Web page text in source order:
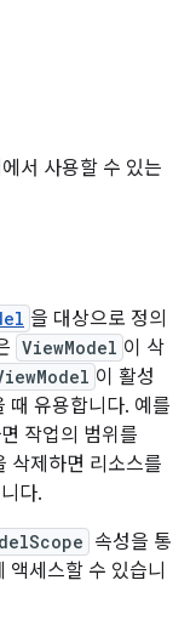
서 사용할 수 있는
을 대상으로 정의
ViewModel 이 삭
이 활성
때 유용합니다. 예를
작업의 범위를
삭제하면 리소스를
다.
속성을 통
액세스할 수 있습니